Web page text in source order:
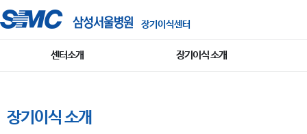
장기이식센터
센터소개 장기이식 소개
장기이식 소개